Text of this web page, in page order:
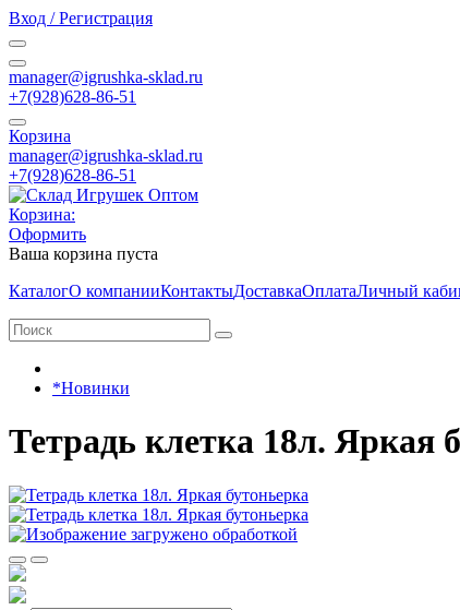
Вход / Регистрация
manager@igrushka-sklad.ru
+7(928)628-86-51
Корзина
manager@igrushka-sklad.ru
+7(928)628-86-51
Корзина:
Оформить
Ваша корзина пуста
КаталогО компанииКонтактыДоставкаОплатаЛичный
*Новинки
Тетрадь клетка 18л. Яркая